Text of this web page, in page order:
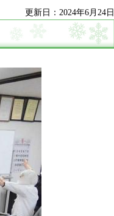
更新日：2024年6月24日